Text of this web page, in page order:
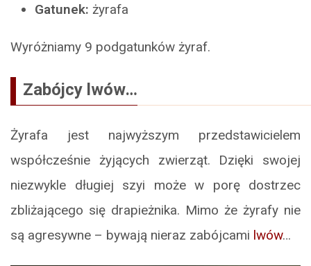
Gatunek: żyrafa
Wyróżniamy 9 podgatunków żyraf.
Zabójcy lwów…
Żyrafa jest najwyższym przedstawicielem
współcześnie żyjących zwierząt. Dzięki swojej
niezwykle długiej szyi może w porę dostrzec
zbliżającego się drapieżnika. Mimo że żyrafy nie
są agresywne – bywają nieraz zabójcami lwów…